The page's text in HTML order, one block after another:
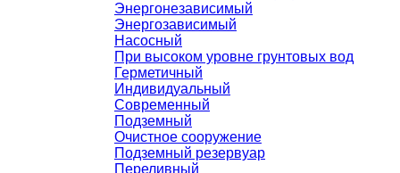
Энергонезависимый
Энергозависимый
Насосный
При высоком уровне грунтовых вод
Герметичный
Индивидуальный
Современный
Подземный
Очистное сооружение
Подземный резервуар
Переливный